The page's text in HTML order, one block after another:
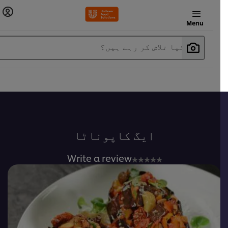
Menu
آپ کیا تلاش کر رہے ہیں؟
ایگ کاپوناٹا
No
ratings
submitted
for
this
recipe
Write a review